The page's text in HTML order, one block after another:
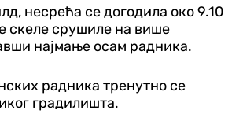
несрећа се догодила око 9.10
скеле срушиле на више
најмање осам радника.
радника тренутно се
градилишта.